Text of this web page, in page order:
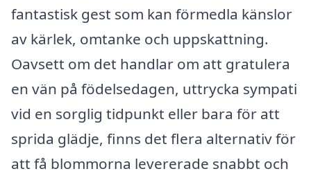
fantastisk gest som kan förmedla känslor
av kärlek, omtanke och uppskattning.
Oavsett om det handlar om att gratulera
en vän på födelsedagen, uttrycka sympati
vid en sorglig tidpunkt eller bara för att
sprida glädje, finns det flera alternativ för
att få blommorna levererade snabbt och